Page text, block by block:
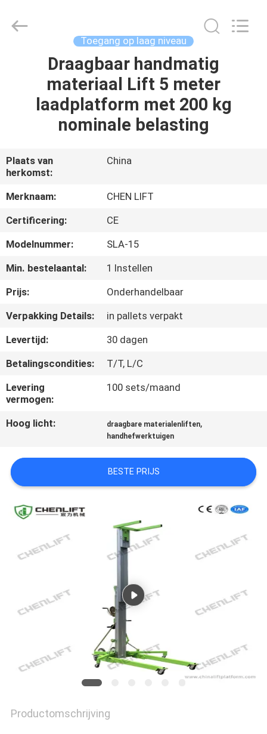
PRODUCTEN
ONS
FABRIEKSTOCHT
KWALITEITSCONTROLE
NEEM
CONTACT
MET
ONS
OP
NIEUWS
VRAAG
OFFERTE
SITEMAP
PRIVACYBELEID
LTD.
Toegang op laag niveau
Draagbaar handmatig
materiaal Lift 5 meter
laadplatform met 200 kg
nominale belasting
Plaats van
herkomst:
China
Merknaam:
CHEN LIFT
Certificering:
CE
Modelnummer:
SLA-15
Min. bestelaantal:
1 Instellen
Prijs:
Onderhandelbaar
Verpakking Details:
in pallets verpakt
Levertijd:
30 dagen
Betalingscondities:
T/T, L/C
Levering
vermogen:
100 sets/maand
Hoog licht: draagbare materialenliften,
handhefwerktuigen
BESTE PRIJS
Productomschrijving